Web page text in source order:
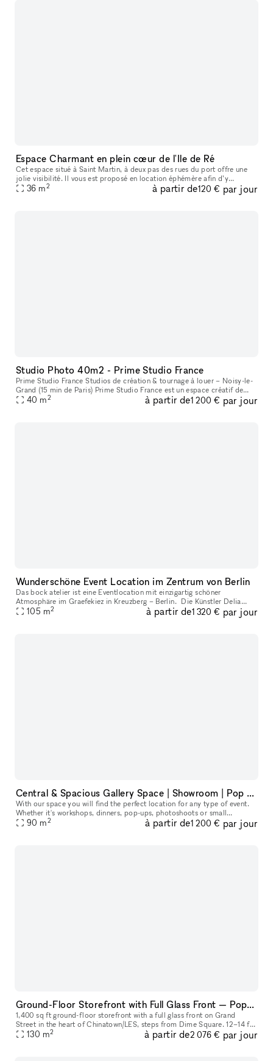
Espace Charmant en plein cœur de l'Ile de Ré
Cet espace situé à Saint Martin, à deux pas des rues du port offre une
jolie visibilité. Il vous est proposé en location éphémère afin d’y
organiser vos prochains Pop-Up Stores, Showrooms, Cocktails
36 m2 à partir de120 € par jour
Studio Photo 40m2 - Prime Studio France
Prime Studio France Studios de création & tournage à louer – Noisy-le-
Grand (15 min de Paris) Prime Studio France est un espace créatif de
300 m², situé dans un loft moderne et lumineux à seulement
40 m2 à partir de1 200 € par jour
Wunderschöne Event Location im Zentrum von Berlin
Das bock atelier ist eine Eventlocation mit einzigartig schöner
Atmosphäre im Graefekiez in Kreuzberg – Berlin. Die Künstler Delia
Fröhlich und Max Funkat haben hier einen Ort geschaffen, an dem unve
105 m2 à partir de1 320 € par jour
Central & Spacious Gallery Space | Showroom | Pop Up Location
With our space you will find the perfect location for any type of event.
Whether it's workshops, dinners, pop-ups, photoshoots or small
gatherings. Our venue is located on Karl-Marx-Allee, in Berlin
90 m2 à partir de1 200 € par jour
Ground-Floor Storefront with Full Glass Front — Pop-Ups, Events, Activations | Chinatown/LES
1,400 sq ft ground-floor storefront with a full glass front on Grand
Street in the heart of Chinatown/LES, steps from Dime Square. 12–14 ft
ceilings. Track lighting and recessed lighting installed. A
130 m2 à partir de2 076 € par jour